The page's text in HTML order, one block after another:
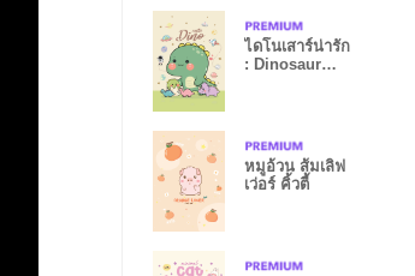
ไดโนเสาร์น่ารัก
: Dinosaur
หมูอ้วน ส้มเลิฟ
เว่อร์ คิ้วตี้